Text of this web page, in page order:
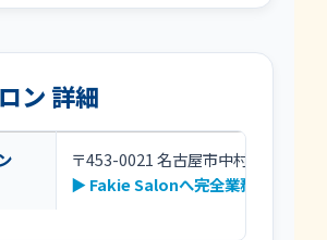
ン 詳細
〒453-0021 名古屋市中村区松原町
▶ Fakie Salonへ完全業務委託